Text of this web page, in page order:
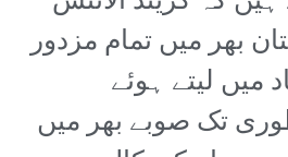
بھر میں تمام مزدور
میں لیتے ہوئے
تک صوبے بھر میں